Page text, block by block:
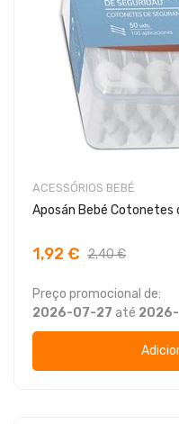
ACESSÓRIOS BEBÉ
Aposán Bebé Cotonetes
1,92 € 2,40 €
Preço promocional de:
2026-07-27 até